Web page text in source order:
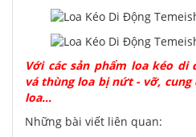
Với các sản phẩm loa kéo di
vá thùng loa bị nứt - vỡ, cung
loa...
Những bài viết liên quan: